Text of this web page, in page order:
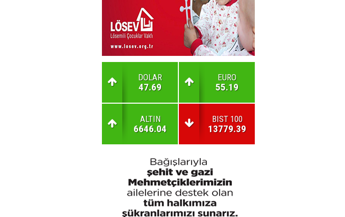
DOLAR
47.69
EURO
55.19
ALTIN
6646.04
BIST 100
13779.39